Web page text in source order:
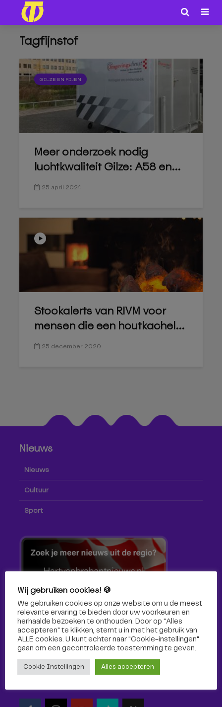
Tagfijnstof
GILZE EN RIJEN
Meer onderzoek nodig
luchtkwaliteit Gilze: A58 en...
25 april 2024
Stookalerts van RIVM voor
mensen die een houtkachel...
25 december 2020
Nieuws
Nieuws
Cultuur
Sport
Volg ons!
Volg Omroep Tilburg niet alleen hier, maar ook via social
Wij gebruiken cookies! 🍪
We gebruiken cookies op onze website om u de meest
relevante ervaring te bieden door uw voorkeuren en
herhaalde bezoeken te onthouden. Door op "Alles
accepteren" te klikken, stemt u in met het gebruik van
ALLE cookies. U kunt echter naar "Cookie-instellingen"
gaan om een ​​gecontroleerde toestemming te geven.
Cookie Instellingen Alles accepteren